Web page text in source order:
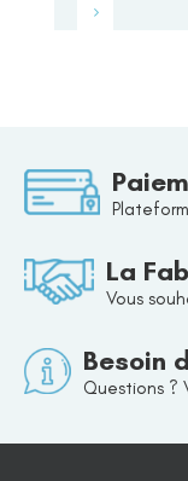
La
Vous
Besoin
Questions ?